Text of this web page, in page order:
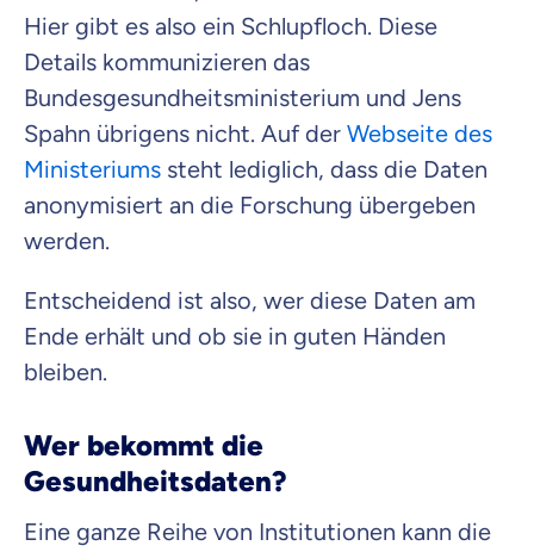
Hier gibt es also ein Schlupfloch. Diese
Details kommunizieren das
Bundesgesundheitsministerium und Jens
Spahn übrigens nicht. Auf der Webseite des
Ministeriums steht lediglich, dass die Daten
anonymisiert an die Forschung übergeben
werden.
Entscheidend ist also, wer diese Daten am
Ende erhält und ob sie in guten Händen
bleiben.
Wer bekommt die
Gesundheitsdaten?
Eine ganze Reihe von Institutionen kann die